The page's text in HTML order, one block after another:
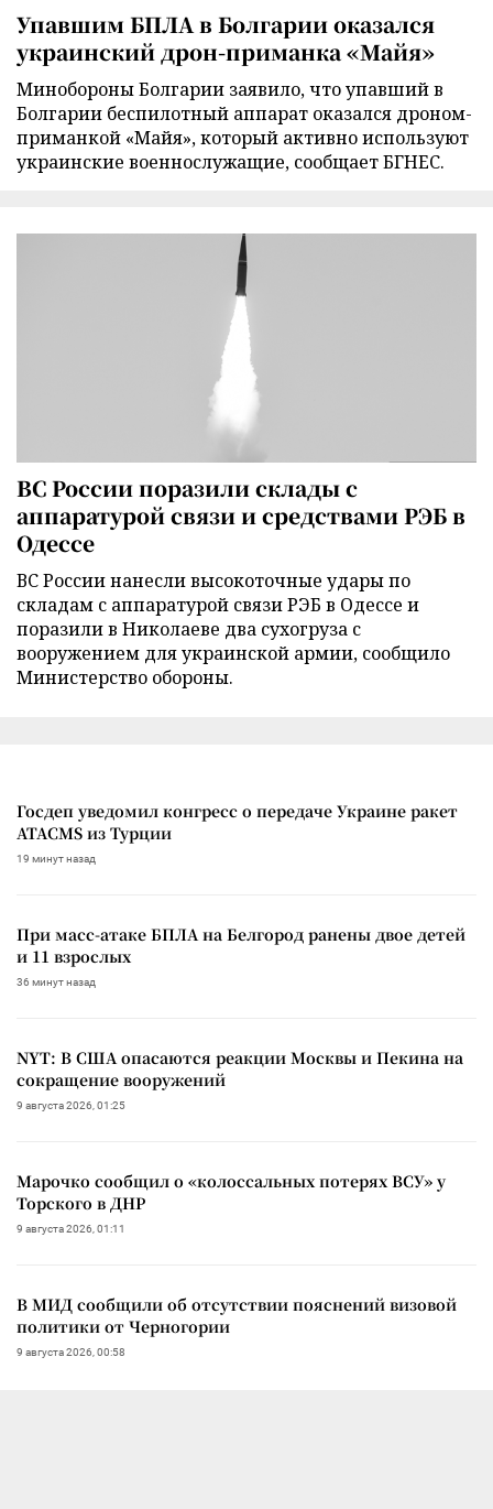
Упавшим БПЛА в Болгарии оказался
украинский дрон-приманка «Майя»
Минобороны Болгарии заявило, что упавший в
Болгарии беспилотный аппарат оказался дроном-
приманкой «Майя», который активно используют
украинские военнослужащие, сообщает БГНЕС.
ВС России поразили склады с
аппаратурой связи и средствами РЭБ в
Одессе
ВС России нанесли высокоточные удары по
складам с аппаратурой связи РЭБ в Одессе и
поразили в Николаеве два сухогруза с
вооружением для украинской армии, сообщило
Министерство обороны.
Госдеп уведомил конгресс о передаче Украине ракет
ATACMS из Турции
19 минут назад
При масс-атаке БПЛА на Белгород ранены двое детей
и 11 взрослых
36 минут назад
NYT: В США опасаются реакции Москвы и Пекина на
сокращение вооружений
9 августа 2026, 01:25
Марочко сообщил о «колоссальных потерях ВСУ» у
Торского в ДНР
9 августа 2026, 01:11
В МИД сообщили об отсутствии пояснений визовой
политики от Черногории
9 августа 2026, 00:58